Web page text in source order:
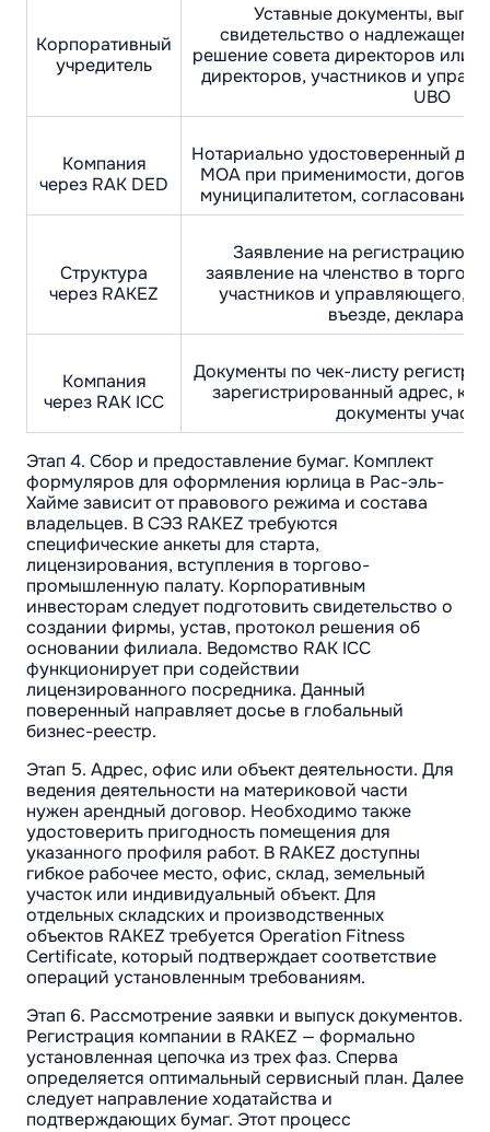
Корпоративный
учредитель
Уставные документы,
свидетельство о надлежащем
решение совета директоров или
директоров, участников и
UBO
Компания
через RAK DED
Нотариально удостоверенный
MOA при применимости,
муниципалитетом,
Структура
через RAKEZ
Заявление на регистрацию и
заявление на членство в
участников и управляющего,
въезде,
Компания
через RAK ICC
Документы по чек-листу
зарегистрированный адрес,
документы
Этап 4. Сбор и предоставление бумаг. Комплект
формуляров для оформления юрлица в Рас-эль-
Хайме зависит от правового режима и состава
владельцев. В СЭЗ RAKEZ требуются
специфические анкеты для старта,
лицензирования, вступления в торгово-
промышленную палату. Корпоративным
инвесторам следует подготовить свидетельство о
создании фирмы, устав, протокол решения об
основании филиала. Ведомство RAK ICC
функционирует при содействии
лицензированного посредника. Данный
поверенный направляет досье в глобальный
бизнес-реестр.
Этап 5. Адрес, офис или объект деятельности. Для
ведения деятельности на материковой части
нужен арендный договор. Необходимо также
удостоверить пригодность помещения для
указанного профиля работ. В RAKEZ доступны
гибкое рабочее место, офис, склад, земельный
участок или индивидуальный объект. Для
отдельных складских и производственных
объектов RAKEZ требуется Operation Fitness
Certificate, который подтверждает соответствие
операций установленным требованиям.
Этап 6. Рассмотрение заявки и выпуск документов.
Регистрация компании в RAKEZ — формально
установленная цепочка из трех фаз. Сперва
определяется оптимальный сервисный план. Далее
следует направление ходатайства и
подтверждающих бумаг. Этот процесс